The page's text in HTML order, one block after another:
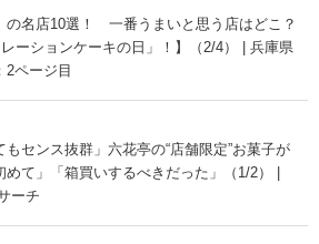
の名店10選！ 一番うまいと思う店はどこ？
レーションケーキの日」！】（2/4） | 兵庫県
2ページ目
もセンス抜群」六花亭の“店舗限定”お菓子が
て」「箱買いするべきだった」（1/2） |
ーチ